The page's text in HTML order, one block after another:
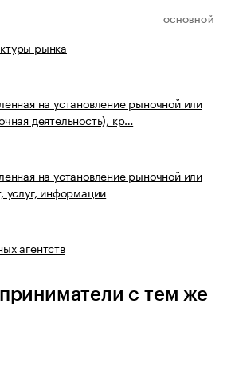
ОСНОВНОЙ
рынка
на установление рыночной или
деятельность), кр…
на установление рыночной или
услуг, информации
агентств
с тем же